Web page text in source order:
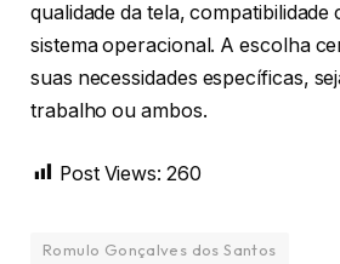
qualidade da tela, compatibilidade
sistema operacional. A escolha
suas necessidades específicas,
trabalho ou ambos.
Post Views: 260
Romulo Gonçalves dos Santos